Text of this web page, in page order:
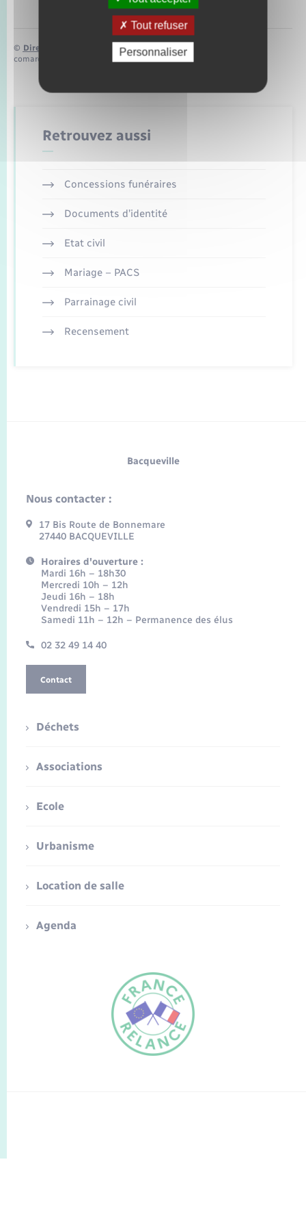
FR
© Direction de l’information légale et administrative
comarquage developpé par baseo.io
Retrouvez aussi
Concessions funéraires
Documents d’identité
Etat civil
Mariage – PACS
Parrainage civil
Recensement
Bacqueville
Nous contacter :
17 Bis Route de Bonnemare
27440 BACQUEVILLE
Horaires d'ouverture :
Mardi 16h – 18h30
Mercredi 10h – 12h
Jeudi 16h – 18h
Vendredi 15h – 17h
Samedi 11h – 12h – Permanence des élus
02 32 49 14 40
Contact
Déchets
Associations
Ecole
Urbanisme
Location de salle
Agenda
Tout refuser
Personnaliser